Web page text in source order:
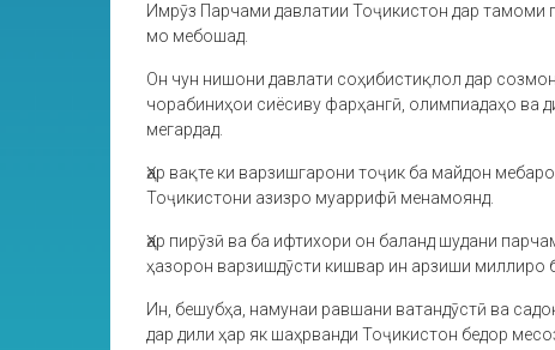
Имрӯз Парчами давлатии Тоҷикистон дар тамоми
мо мебошад.
Он чун нишони давлати соҳибистиқлол дар
чорабиниҳои сиёсиву фарҳангӣ, олимпиадаҳо ва
мегардад.
Ҳар вақте ки варзишгарони тоҷик ба майдон
Тоҷикистони азизро муаррифӣ менамоянд.
Ҳар пирӯзӣ ва ба ифтихори он баланд шудани
ҳазорон варзишдӯсти кишвар ин арзиши миллиро
Ин, бешубҳа, намунаи равшани ватандӯстӣ ва
дар дили ҳар як шаҳрванди Тоҷикистон бедор